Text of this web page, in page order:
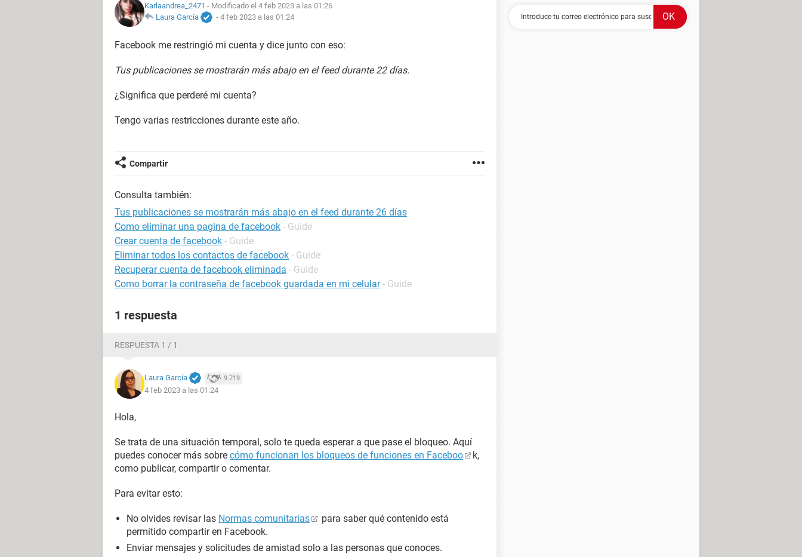
Karlaandrea_2471 - Modificado el 4 feb 2023 a las 01:26
Laura García
- 4 feb 2023 a las 01:24
Facebook me restringió mi cuenta y dice junto con eso:
Tus publicaciones se mostrarán más abajo en el feed durante 22 días.
¿Significa que perderé mi cuenta?
Tengo varias restricciones durante este año.
Compartir
Consulta también:
Tus publicaciones se mostrarán más abajo en el feed durante 26 días
Como eliminar una pagina de facebook - Guide
Crear cuenta de facebook - Guide
Eliminar todos los contactos de facebook - Guide
Recuperar cuenta de facebook eliminada - Guide
Como borrar la contraseña de facebook guardada en mi celular - Guide
1 respuesta
RESPUESTA 1 / 1
Laura García 9.719
4 feb 2023 a las 01:24
Hola,
Se trata de una situación temporal, solo te queda esperar a que pase el bloqueo. Aquí
puedes conocer más sobre cómo funcionan los bloqueos de funciones en Faceboo
k,
como publicar, compartir o comentar.
Para evitar esto:
No olvides revisar las Normas comunitarias
para saber qué contenido está
permitido compartir en Facebook.
Enviar mensajes y solicitudes de amistad solo a las personas que conoces.